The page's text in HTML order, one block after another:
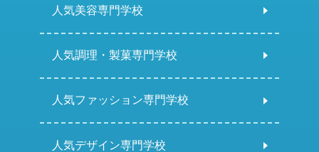
人気美容専門学校
人気調理・製菓専門学校
人気ファッション専門学校
人気デザイン専門学校